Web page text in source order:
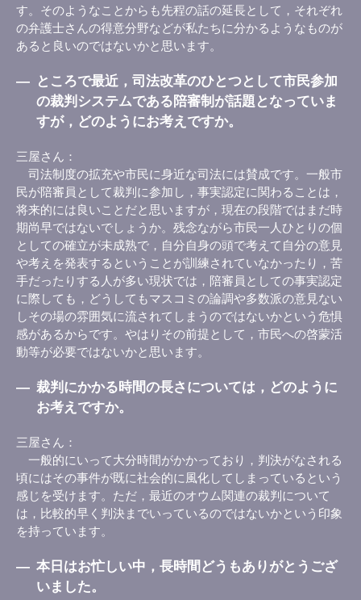
す。そのようなことからも先程の話の延長として，それぞれ
の弁護士さんの得意分野などが私たちに分かるようなものが
あると良いのではないかと思います。
― ところで最近，司法改革のひとつとして市民参加
の裁判システムである陪審制が話題となっていま
すが，どのようにお考えですか。
三屋さん
司法制度の拡充や市民に身近な司法には賛成です。一般市
民が陪審員として裁判に参加し，事実認定に関わることは，
将来的には良いことだと思いますが，現在の段階ではまだ時
期尚早ではないでしょうか。残念ながら市民一人ひとりの個
としての確立が未成熟で，自分自身の頭で考えて自分の意見
や考えを発表するということが訓練されていなかったり，苦
手だったりする人が多い現状では，陪審員としての事実認定
に際しても，どうしてもマスコミの論調や多数派の意見ない
しその場の雰囲気に流されてしまうのではないかという危惧
感があるからです。やはりその前提として，市民への啓蒙活
動等が必要ではないかと思います。
― 裁判にかかる時間の長さについては，どのように
お考えですか。
三屋さん
一般的にいって大分時間がかかっており，判決がなされる
頃にはその事件が既に社会的に風化してしまっているという
感じを受けます。ただ，最近のオウム関連の裁判について
は，比較的早く判決までいっているのではないかという印象
を持っています。
― 本日はお忙しい中，長時間どうもありがとうござ
いました。